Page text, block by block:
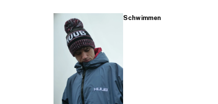
Schwimmen